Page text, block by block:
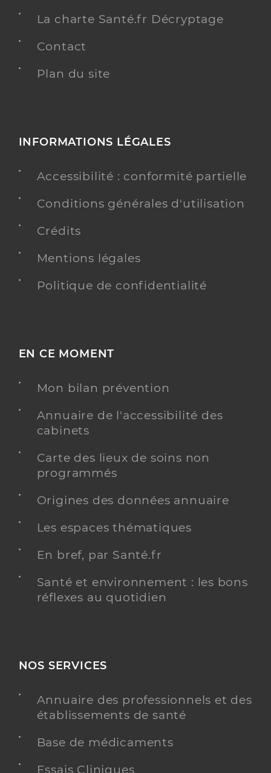
La charte Santé.fr Décryptage
Contact
Plan du site
INFORMATIONS LÉGALES
Accessibilité : conformité partielle
Conditions générales d'utilisation
Crédits
Mentions légales
Politique de confidentialité
EN CE MOMENT
Mon bilan prévention
Annuaire de l'accessibilité des
cabinets
Carte des lieux de soins non
programmés
Origines des données annuaire
Les espaces thématiques
En bref, par Santé.fr
Santé et environnement : les bons
réflexes au quotidien
NOS SERVICES
Annuaire des professionnels et des
établissements de santé
Base de médicaments
Essais Cliniques